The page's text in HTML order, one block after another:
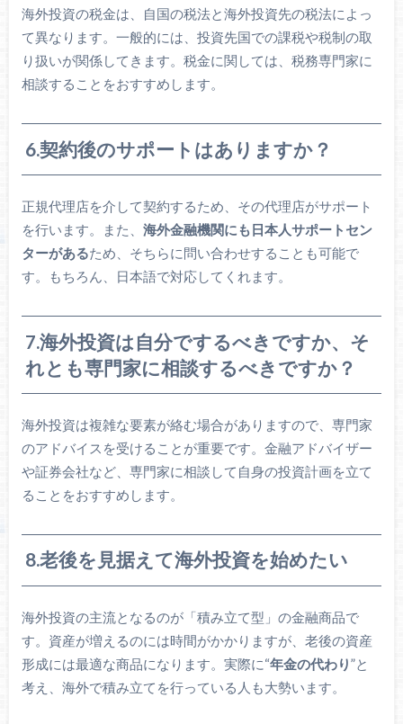
海外投資の税金は、自国の税法と海外投資先の税法によっ
て異なります。一般的には、投資先国での課税や税制の取
り扱いが関係してきます。税金に関しては、税務専門家に
相談することをおすすめします。
6.契約後のサポートはありますか？
正規代理店を介して契約するため、その代理店がサポート
を行います。また、 海外金融機関にも日本人サポートセン
ターがあるため、そちらに問い合わせすることも可能で
す。もちろん、日本語で対応してくれます。
7.海外投資は自分でするべきですか、そ
れとも専門家に相談するべきですか？
海外投資は複雑な要素が絡む場合がありますので、専門家
のアドバイスを受けることが重要です。金融アドバイザー
や証券会社など、専門家に相談して自身の投資計画を立て
ることをおすすめします。
8.老後を見据えて海外投資を始めたい
海外投資の主流となるのが「積み立て型」の金融商品で
す。資産が増えるのには時間がかかりますが、老後の資産
形成には最適な商品になります。実際に“年金の代わり”と
考え、海外で積み立てを行っている人も大勢います。